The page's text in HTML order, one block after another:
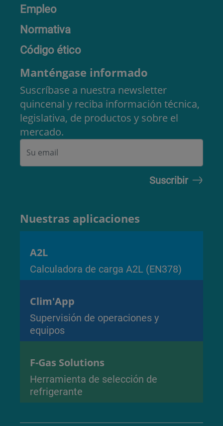
Empleo
Normativa
Código ético
Manténgase informado
Suscríbase a nuestra newsletter
quincenal y reciba información técnica,
legislativa, de productos y sobre el
mercado.
Nuestras aplicaciones
A2L
Calculadora de carga A2L (EN378)
Clim'App
Supervisión de operaciones y
equipos
F-Gas Solutions
Herramienta de selección de
refrigerante